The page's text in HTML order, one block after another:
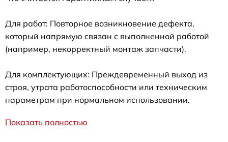
Для работ: Повторное возникновение дефекта,
который напрямую связан с выполненной работой
(например, некорректный монтаж запчасти).
Для комплектующих: Преждевременный выход из
строя, утрата работоспособности или техническим
параметрам при нормальном использовании.
Показать полностью